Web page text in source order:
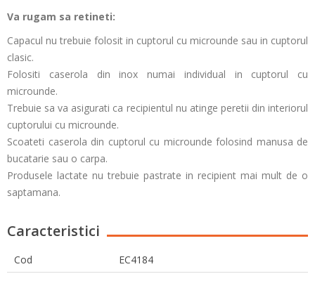
Va rugam sa retineti:
Capacul nu trebuie folosit in cuptorul cu microunde sau in cuptorul
clasic.
Folositi caserola din inox numai individual in cuptorul cu
microunde.
Trebuie sa va asigurati ca recipientul nu atinge peretii din interiorul
cuptorului cu microunde.
Scoateti caserola din cuptorul cu microunde folosind manusa de
bucatarie sau o carpa.
Produsele lactate nu trebuie pastrate in recipient mai mult de o
saptamana.
Caracteristici
Cod
EC4184